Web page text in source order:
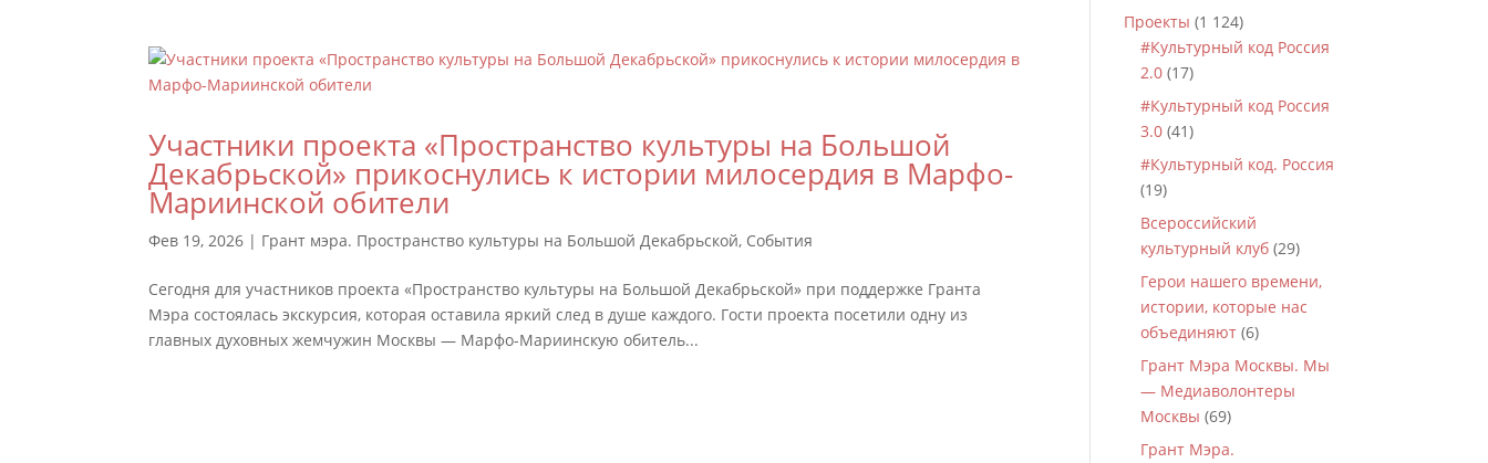
Участники проекта «Пространство культуры на Большой
Декабрьской» прикоснулись к истории милосердия в Марфо-
Мариинской обители
Фев 19, 2026 | Грант мэра. Пространство культуры на Большой Декабрьской, События
Сегодня для участников проекта «Пространство культуры на Большой Декабрьской» при поддержке Гранта
Мэра состоялась экскурсия, которая оставила яркий след в душе каждого. Гости проекта посетили одну из
главных духовных жемчужин Москвы — Марфо-Мариинскую обитель...
Проекты (1 124)
#Культурный код Россия
2.0 (17)
#Культурный код Россия
3.0 (41)
#Культурный код. Россия
(19)
Всероссийский
культурный клуб (29)
Герои нашего времени,
истории, которые нас
объединяют (6)
Грант Мэра Москвы. Мы
— Медиаволонтеры
Москвы (69)
Грант Мэра.